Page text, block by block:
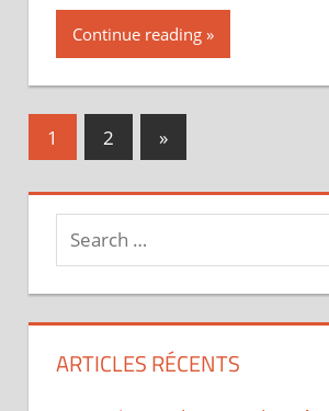
Continue reading
Navigation
des
articles
1 2
Next
Posts
»
ARTICLES RÉCENTS